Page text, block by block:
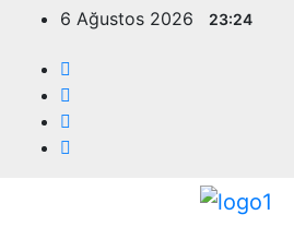
content
6 Ağustos 2026 23:24